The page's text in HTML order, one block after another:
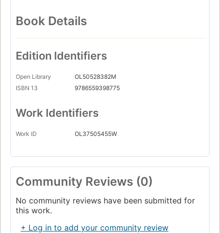
Book Details
Edition Identifiers
Open Library
OL50528382M
ISBN 13
9786559398775
Work Identifiers
Work ID OL37505455W
Community Reviews (0)
No community reviews have been submitted for
this work.
+ Log in to add your community review